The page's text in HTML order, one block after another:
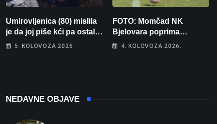
Umirovljenica (80) mislila
je da joj piše kći pa ostala
bez 1000 eura
5. KOLOVOZA 2026.
FOTO: Momčad NK
Bjelovara poprima
jesenski izgled
4. KOLOVOZA 2026.
NEDAVNE OBJAVE